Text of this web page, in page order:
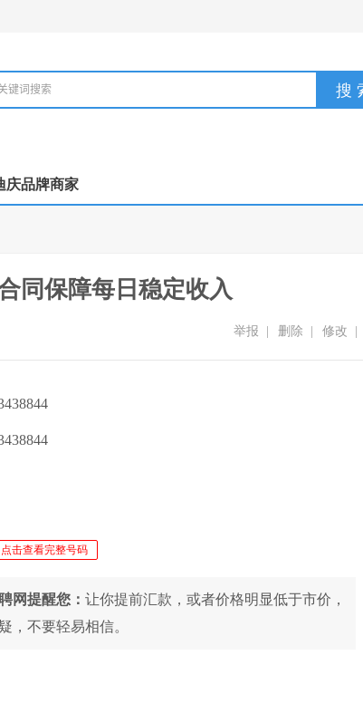
庆品牌商家
同保障每日稳定收入
修改
删除
举报
点击查看完整号码
网提醒您： 让你提前汇款，或者价格明显低于市价，
，不要轻易相信。